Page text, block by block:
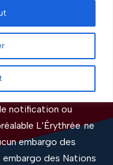
Organisation(s)
notification ou
L’Érythrée ne
embargo des
des Nations